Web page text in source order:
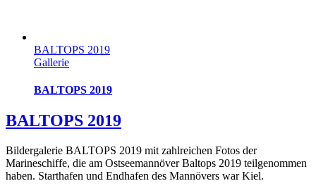
BALTOPS 2019
Gallerie
BALTOPS 2019
BALTOPS 2019
Bildergalerie BALTOPS 2019 mit zahlreichen Fotos der
Marineschiffe, die am Ostseemannöver Baltops 2019 teilgenommen
haben. Starthafen und Endhafen des Mannövers war Kiel.